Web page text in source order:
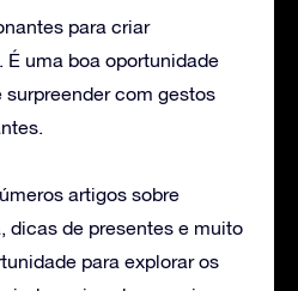
para criar
uma boa oportunidade
com gestos
artigos sobre
dicas de presentes e muito
para explorar os